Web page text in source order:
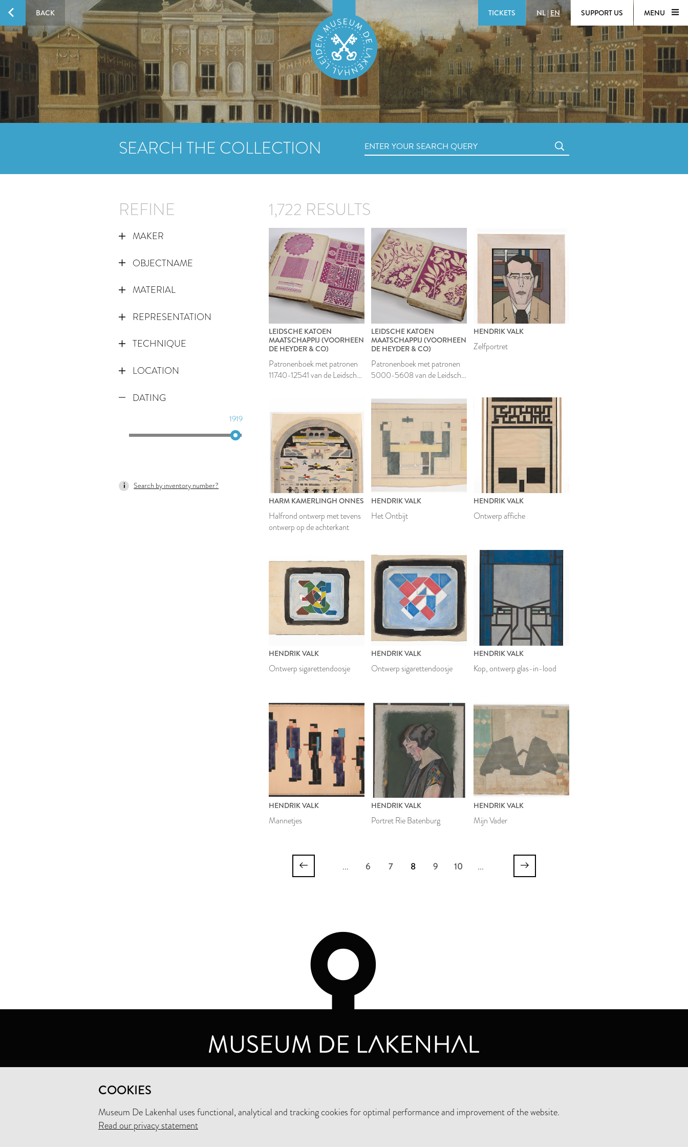
BACK TICKETS NL | EN SUPPORT US MENU
SEARCH THE COLLECTION
REFINE
MAKER
OBJECTNAME
MATERIAL
REPRESENTATION
TECHNIQUE
LOCATION
DATING
1919
1919
Search by inventory number?
1,722 RESULTS
LEIDSCHE KATOEN
MAATSCHAPPIJ (VOORHEEN
DE HEYDER & CO)
Patronenboek met patronen
11740-12541 van de Leidsche
LEIDSCHE KATOEN
MAATSCHAPPIJ (VOORHEEN
DE HEYDER & CO)
Patronenboek met patronen
5000-5608 van de Leidsche
HENDRIK VALK
Zelfportret
HARM KAMERLINGH ONNES
Halfrond ontwerp met tevens
ontwerp op de achterkant
HENDRIK VALK
Het Ontbijt
HENDRIK VALK
Ontwerp affiche
HENDRIK VALK
Ontwerp sigarettendoosje
HENDRIK VALK
Ontwerp sigarettendoosje
HENDRIK VALK
Kop, ontwerp glas-in-lood
HENDRIK VALK
Mannetjes
HENDRIK VALK
Portret Rie Batenburg
HENDRIK VALK
Mijn Vader
... 6 7 8 9 10 ...
COOKIES
Museum De Lakenhal uses functional, analytical and tracking cookies for optimal performance and improvement of the website.
Read our privacy statement
MUSEUM DE LAKENHAL
OUDE SINGEL 32
+31 (0)71 5165360